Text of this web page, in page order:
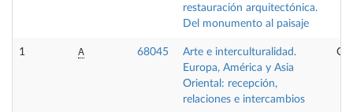
restauración arquitectónica.
Del monumento al paisaje
1 A 68045
Arte e interculturalidad.
Europa, América y Asia
Oriental: recepción,
relaciones e intercambios